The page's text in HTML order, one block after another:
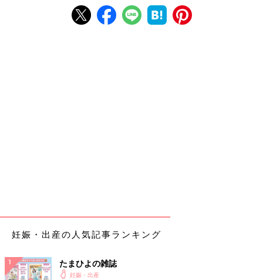
妊娠・出産の人気記事ランキング
たまひよの雑誌
妊娠・出産